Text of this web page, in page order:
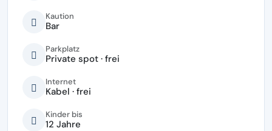
Kaution
Bar
Parkplatz
Private spot · frei
Internet
Kabel · frei
Kinder bis
12 Jahre